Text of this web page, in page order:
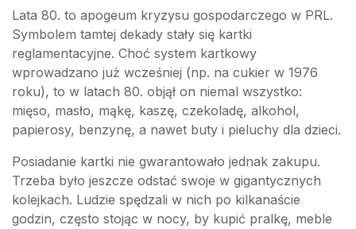
Lata 80. to apogeum kryzysu gospodarczego w PRL.
Symbolem tamtej dekady stały się kartki
reglamentacyjne. Choć system kartkowy
wprowadzano już wcześniej (np. na cukier w 1976
roku), to w latach 80. objął on niemal wszystko:
mięso, masło, mąkę, kaszę, czekoladę, alkohol,
papierosy, benzynę, a nawet buty i pieluchy dla dzieci.
Posiadanie kartki nie gwarantowało jednak zakupu.
Trzeba było jeszcze odstać swoje w gigantycznych
kolejkach. Ludzie spędzali w nich po kilkanaście
godzin, często stojąc w nocy, by kupić pralkę, meble